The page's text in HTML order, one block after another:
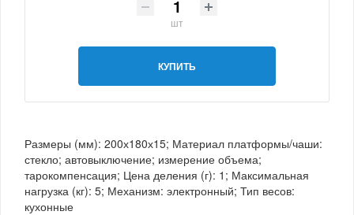
шт
КУПИТЬ
Размеры (мм): 200х180х15; Материал платформы/чаши:
стекло; автовыключение; измерение объема;
тарокомпенсация; Цена деления (г): 1; Максимальная
нагрузка (кг): 5; Механизм: электронный; Тип весов:
кухонные